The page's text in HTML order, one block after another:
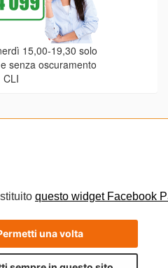
15,00-19,30 solo
senza oscuramento
CLI